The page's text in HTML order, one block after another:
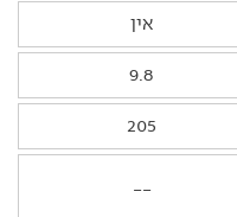
אין
9.8
205
--